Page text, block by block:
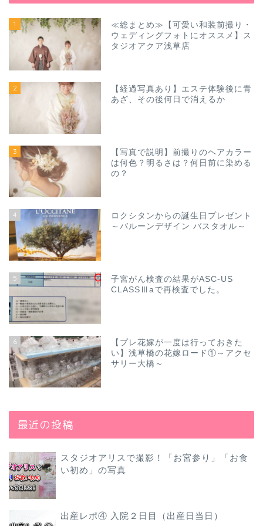
1
≪総まとめ≫【可愛い和装前撮り・
ウェディングフォトにオススメ】ス
タジオアクア浅草店
2
【経過写真あり】エステ体験後に青
あざ、その後何日で消えるか
3
【写真で説明】前撮りのヘアカラー
は何色？明るさは？何日前に染める
の？
4
ロクシタンからの誕生日プレゼント
～バルーンデザイン バスタオル～
5
子宮がん検査の結果がASC-US
CLASSⅢaで再検査でした。
6
【プレ花嫁が一度は行っておきた
い】浅草橋の花嫁ロード①～アクセ
サリー大橋～
最近の投稿
スタジオアリスで撮影！「お宮参り」「お食
い初め」の写真
出産レポ④ 入院２日目（出産日当日）